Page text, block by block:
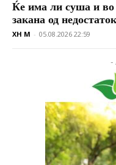
Ќе има ли суша и во
закана од
XH M - 05.08.2026 22:59
-